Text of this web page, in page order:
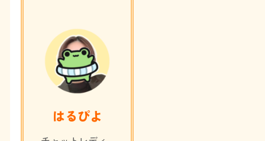
はるぴよ